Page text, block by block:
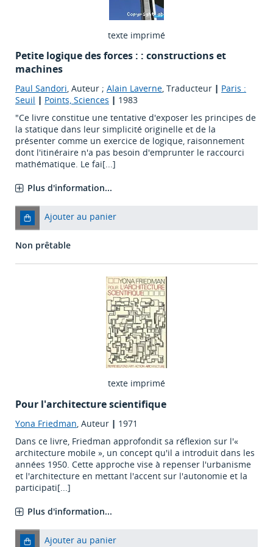
texte imprimé
Petite logique des forces : : constructions et
machines
Paul Sandori, Auteur ; Alain Laverne, Traducteur | Paris :
Seuil | Points, Sciences | 1983
"Ce livre constitue une tentative d'exposer les principes de
la statique dans leur simplicité originelle et de la
présenter comme un exercice de logique, raisonnement
dont l'itinéraire n'a pas besoin d'emprunter le raccourci
mathématique. Le fai[...]
Plus d'information...
Ajouter au panier
Non prêtable
texte imprimé
Pour l'architecture scientifique
Yona Friedman, Auteur | 1971
Dans ce livre, Friedman approfondit sa réflexion sur l'«
architecture mobile », un concept qu'il a introduit dans les
années 1950. Cette approche vise à repenser l'urbanisme
et l'architecture en mettant l'accent sur l'autonomie et la
participati[...]
Plus d'information...
Ajouter au panier